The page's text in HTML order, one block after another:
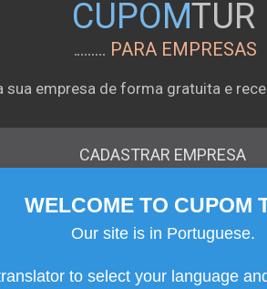
CUPOMTUR
PARA EMPRESAS
sua empresa de forma gratuita e
CADASTRAR EMPRESA
|Termos
WELCOME TO CUPOM